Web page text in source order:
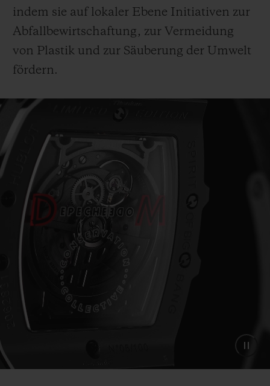
indem sie auf lokaler Ebene Initiativen zur
Abfallbewirtschaftung, zur Vermeidung
von Plastik und zur Säuberung der Umwelt
fördern.